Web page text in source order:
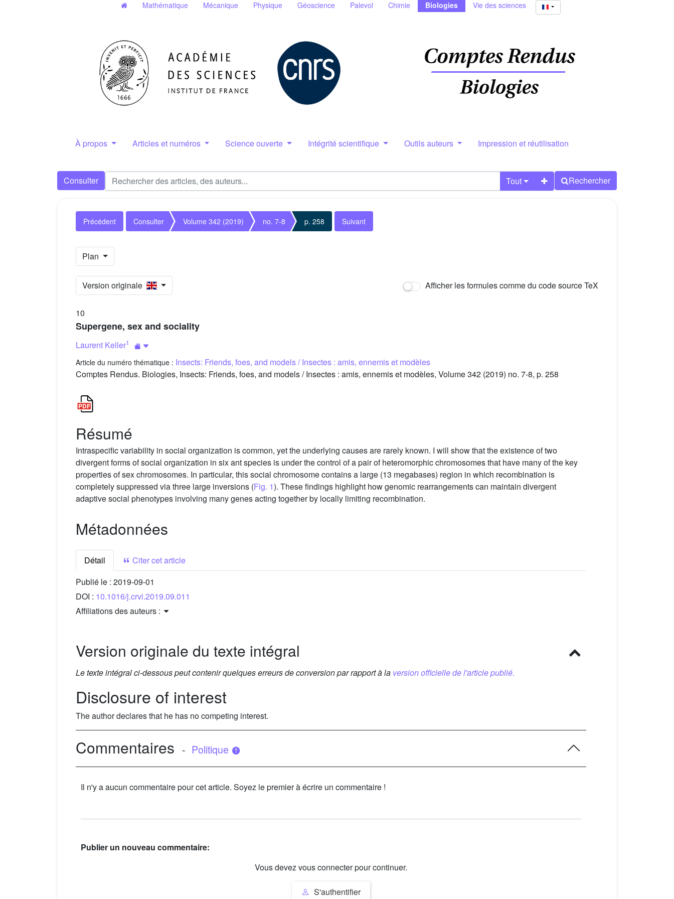
Mathématique Mécanique Physique Géoscience Palevol Chimie Biologies Vie des sciences
À propos Articles et numéros Science ouverte Intégrité scientifique Outils auteurs Impression et réutilisation
Consulter Tout Rechercher
Précédent Consulter Volume 342 (2019) no. 7-8 p. 258 Suivant
Plan
Version originale Afficher les formules comme du code source TeX
10
Supergene, sex and sociality
Laurent Keller1
Article du numéro thématique : Insects: Friends, foes, and models / Insectes : amis, ennemis et modèles
Comptes Rendus. Biologies, Insects: Friends, foes, and models / Insectes : amis, ennemis et modèles, Volume 342 (2019) no. 7-8, p. 258
Résumé
Intraspecific variability in social organization is common, yet the underlying causes are rarely known. I will show that the existence of two
divergent forms of social organization in six ant species is under the control of a pair of heteromorphic chromosomes that have many of the key
properties of sex chromosomes. In particular, this social chromosome contains a large (13 megabases) region in which recombination is
completely suppressed via three large inversions (Fig. 1). These findings highlight how genomic rearrangements can maintain divergent
adaptive social phenotypes involving many genes acting together by locally limiting recombination.
Métadonnées
Détail
Citer cet article
Publié le : 2019-09-01
DOI : 10.1016/j.crvi.2019.09.011
Affiliations des auteurs :
Version originale du texte intégral
Le texte intégral ci-dessous peut contenir quelques erreurs de conversion par rapport à la version officielle de l'article publié.
Disclosure of interest
The author declares that he has no competing interest.
Commentaires - Politique
Il n'y a aucun commentaire pour cet article. Soyez le premier à écrire un commentaire !
Publier un nouveau commentaire:
Vous devez vous connecter pour continuer.
S'authentifier